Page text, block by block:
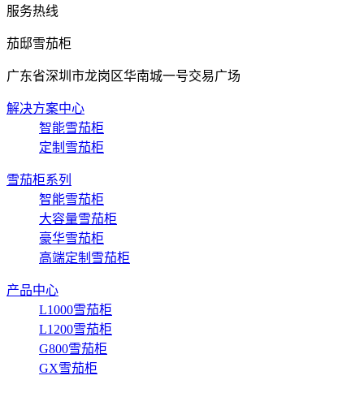
服务热线
茄邸雪茄柜
广东省深圳市龙岗区华南城一号交易广场
解决方案中心
智能雪茄柜
定制雪茄柜
雪茄柜系列
智能雪茄柜
大容量雪茄柜
豪华雪茄柜
高端定制雪茄柜
产品中心
L1000雪茄柜
L1200雪茄柜
G800雪茄柜
GX雪茄柜